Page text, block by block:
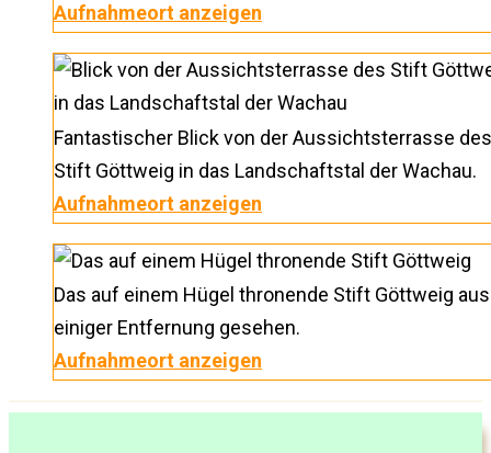
Aufnahmeort anzeigen
Fantastischer Blick von der Aussichtsterrasse des
Stift Göttweig in das Landschaftstal der Wachau.
Aufnahmeort anzeigen
Das auf einem Hügel thronende Stift Göttweig aus
einiger Entfernung gesehen.
Aufnahmeort anzeigen